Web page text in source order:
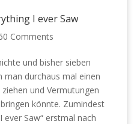
I ever Saw
0 Comments
und bisher sieben
man durchaus mal einen
und Vermutungen
könnte. Zumindest
ever Saw“ erstmal nach